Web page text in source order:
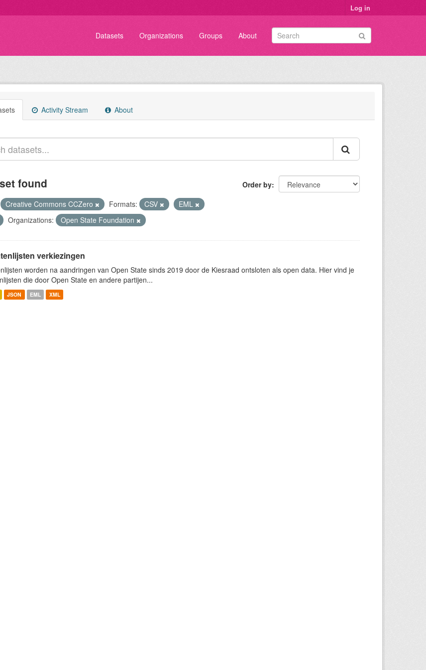
Log in
Datasets Organizations Groups About
Activity Stream About
Order by
found
Creative Commons CCZero Formats: CSV
EML
Organizations: Open State Foundation
verkiezingen
worden na aandringen van Open State sinds 2019 door de Kiesraad ontsloten als open data. Hier vind je
die door Open State en andere partijen...
JSON EML XML